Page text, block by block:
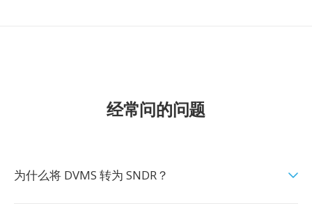
经常问的问题
为什么将 DVMS 转为 SNDR？